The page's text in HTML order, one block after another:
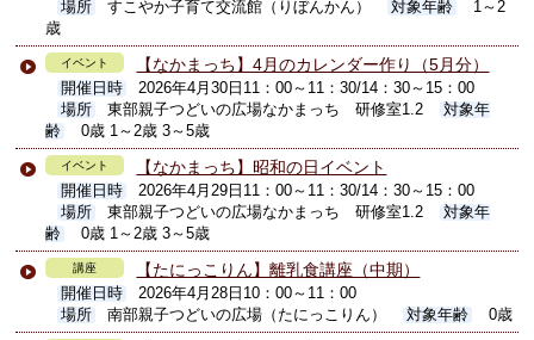
場所
すこやか子育て交流館（りぼんかん） 対象年齢
1～2
歳
イベント 【なかまっち】4月のカレンダー作り（5月分）
開催日時
2026年4月30日11：00～11：30/14：30～15：00
場所
東部親子つどいの広場なかまっち 研修室1.2
対象年
齢
0歳 1～2歳 3～5歳
イベント 【なかまっち】昭和の日イベント
開催日時
2026年4月29日11：00～11：30/14：30～15：00
場所
東部親子つどいの広場なかまっち 研修室1.2
対象年
齢
0歳 1～2歳 3～5歳
講座 【たにっこりん】離乳食講座（中期）
開催日時
2026年4月28日10：00～11：00
場所
南部親子つどいの広場（たにっこりん） 対象年齢 0歳